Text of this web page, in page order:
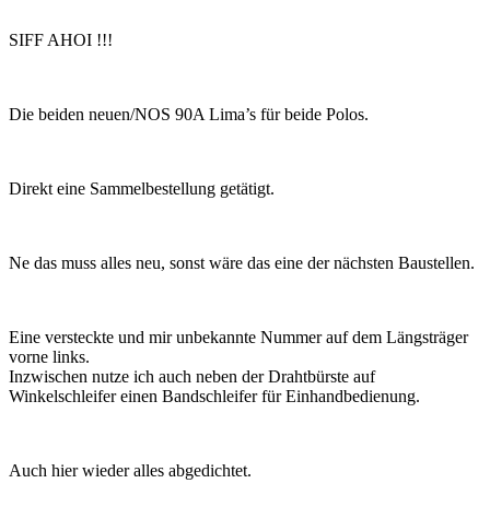
SIFF AHOI !!!
Die beiden neuen/NOS 90A Lima’s für beide Polos.
Direkt eine Sammelbestellung getätigt.
Ne das muss alles neu, sonst wäre das eine der nächsten Baustellen.
Eine versteckte und mir unbekannte Nummer auf dem Längsträger
vorne links.
Inzwischen nutze ich auch neben der Drahtbürste auf
Winkelschleifer einen Bandschleifer für Einhandbedienung.
Auch hier wieder alles abgedichtet.